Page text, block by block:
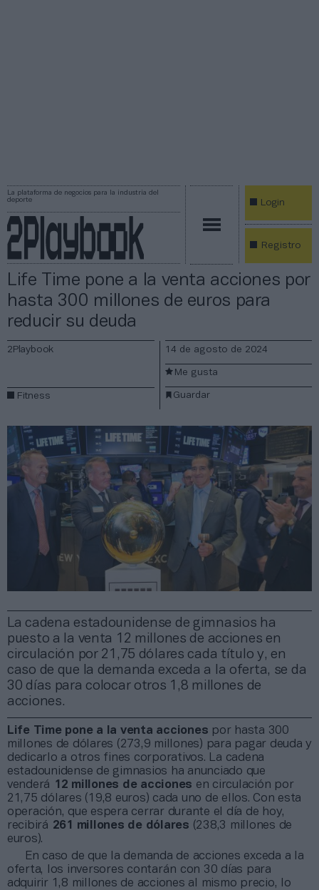
La plataforma de negocios para la industria del
deporte
Login
Registro
Life Time pone a la venta acciones por
hasta 300 millones de euros para
reducir su deuda
La cadena estadounidense de gimnasios ha
puesto a la venta 12 millones de acciones en
circulación por 21,75 dólares cada título y, en
caso de que la demanda exceda a la oferta, se da
30 días para colocar otros 1,8 millones de
acciones.
2Playbook
Fitness
14 de agosto de 2024
Guardar
Me gusta
Life Time pone a la venta acciones por hasta 300
millones de dólares (273,9 millones) para pagar deuda y
dedicarlo a otros fines corporativos. La cadena
estadounidense de gimnasios ha anunciado que
venderá 12 millones de acciones en circulación por
21,75 dólares (19,8 euros) cada uno de ellos. Con esta
operación, que espera cerrar durante el día de hoy,
recibirá 261 millones de dólares (238,3 millones de
euros).
En caso de que la demanda de acciones exceda a la
oferta, los inversores contarán con 30 días para
adquirir 1,8 millones de acciones al mismo precio, lo